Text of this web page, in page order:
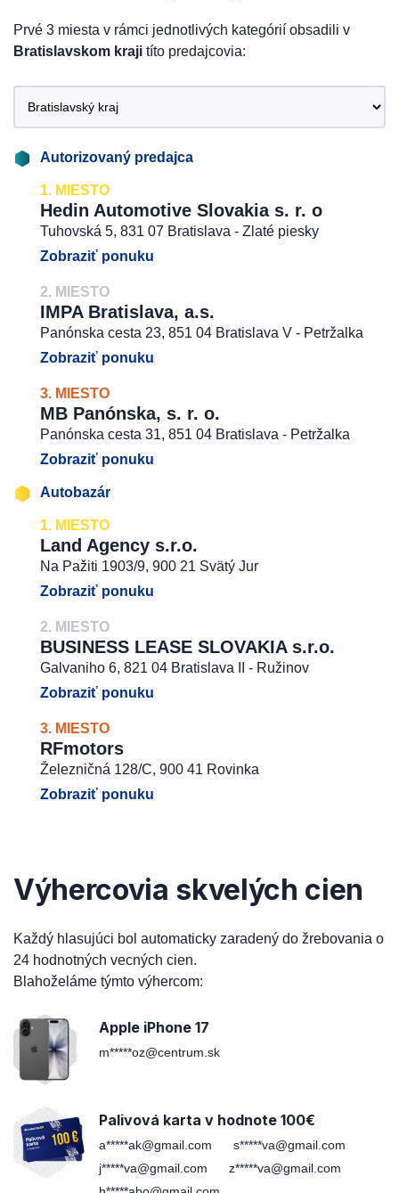
Prvé 3 miesta v rámci jednotlivých kategórií obsadili v
Bratislavskom kraji títo predajcovia:
Autorizovaný predajca
1. MIESTO
Hedin Automotive Slovakia s. r. o
Tuhovská 5, 831 07 Bratislava - Zlaté piesky
Zobraziť ponuku
2. MIESTO
IMPA Bratislava, a.s.
Panónska cesta 23, 851 04 Bratislava V - Petržalka
Zobraziť ponuku
3. MIESTO
MB Panónska, s. r. o.
Panónska cesta 31, 851 04 Bratislava - Petržalka
Zobraziť ponuku
Autobazár
1. MIESTO
Land Agency s.r.o.
Na Pažiti 1903/9, 900 21 Svätý Jur
Zobraziť ponuku
2. MIESTO
BUSINESS LEASE SLOVAKIA s.r.o.
Galvaniho 6, 821 04 Bratislava II - Ružinov
Zobraziť ponuku
3. MIESTO
RFmotors
Železničná 128/C, 900 41 Rovinka
Zobraziť ponuku
Výhercovia skvelých cien
Každý hlasujúci bol automaticky zaradený do žrebovania o
24 hodnotných vecných cien.
Blahoželáme týmto výhercom:
Apple iPhone 17
m*****oz@centrum.sk
Palivová karta v hodnote 100€
a*****ak@gmail.com
s*****va@gmail.com
j*****va@gmail.com
z*****va@gmail.com